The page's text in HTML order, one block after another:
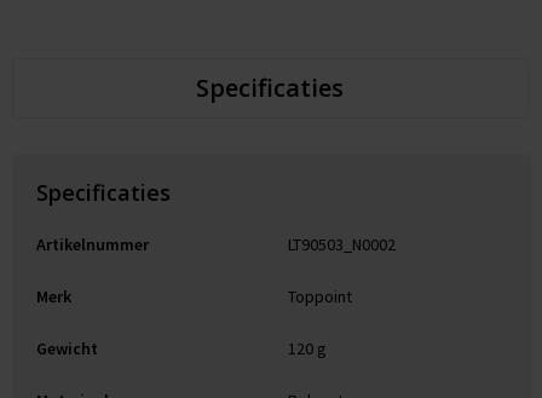
Specificaties
Specificaties
Artikelnummer LT90503_N0002
Merk Toppoint
Gewicht 120 g